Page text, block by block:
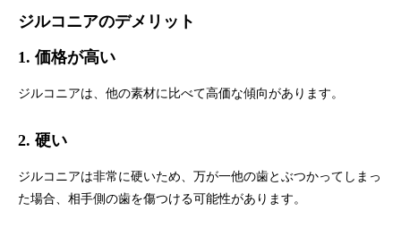
ジルコニアのデメリット
1. 価格が高い
ジルコニアは、他の素材に比べて高価な傾向があります。
2. 硬い
ジルコニアは非常に硬いため、万が一他の歯とぶつかってしまっ
た場合、相手側の歯を傷つける可能性があります。